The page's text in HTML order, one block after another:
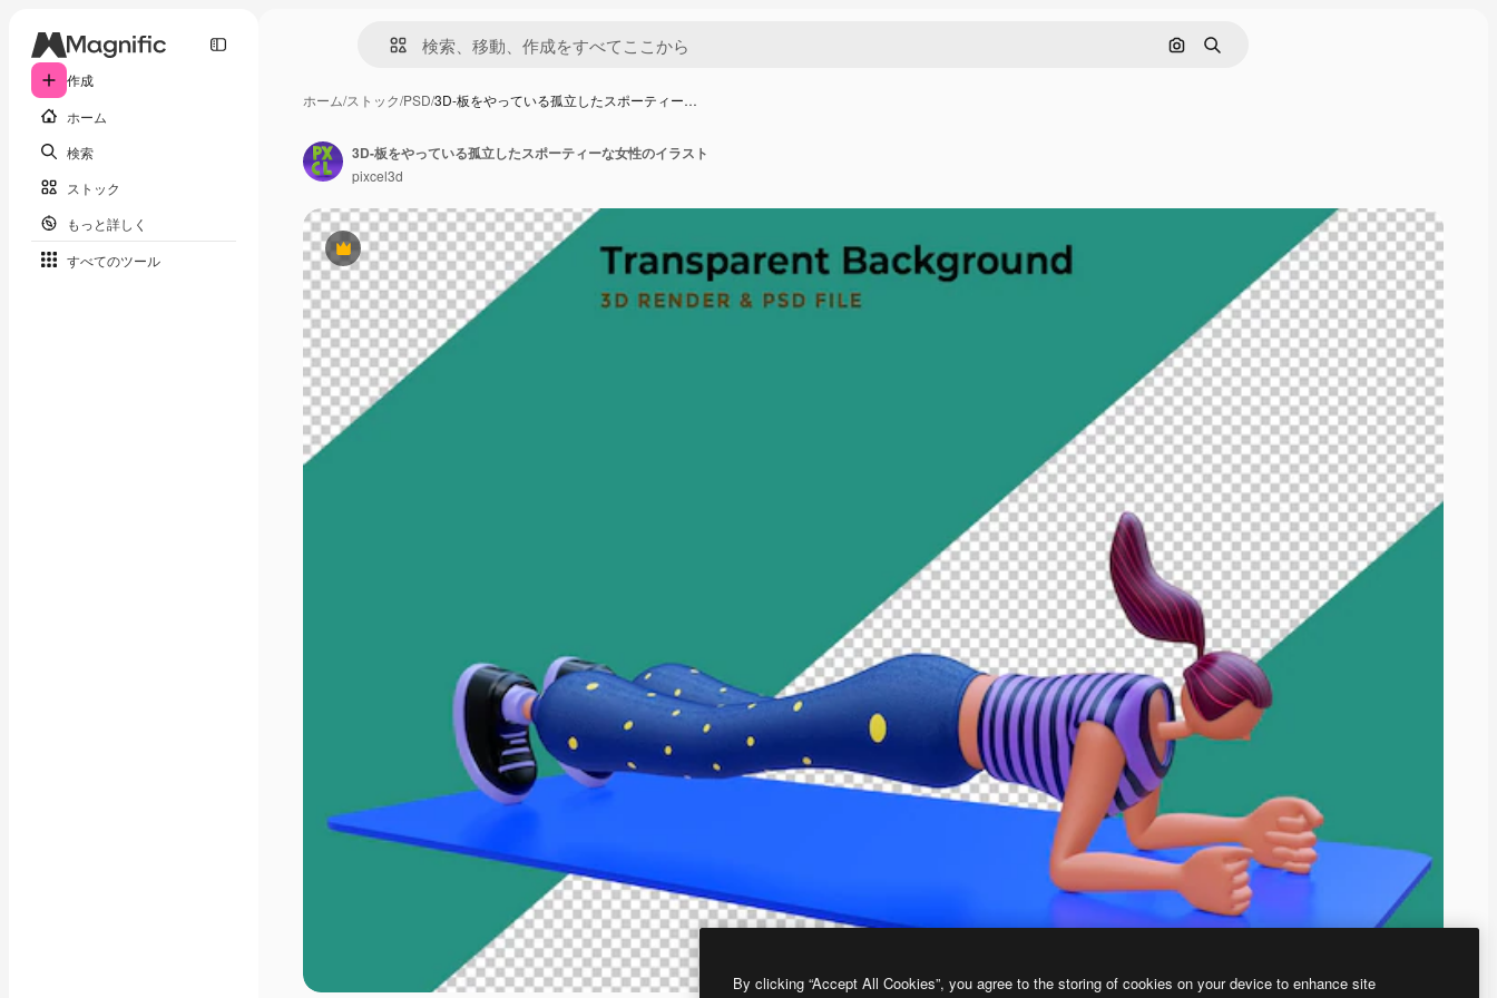
作成
ホーム
検索
ストック
もっと詳しく
すべてのツール
画像で検索
検索
ホーム/ストック/PSD/3D-板をやっている孤立したスポーティー…
Premium
3D-板をやっている孤立したスポーティーな女性のイラスト
pixcel3d
By clicking “Accept All Cookies”, you agree to the storing of cookies on your device to enhance site